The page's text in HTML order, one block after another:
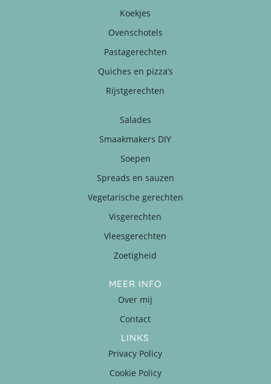
Koekjes
Ovenschotels
Pastagerechten
Quiches en pizza’s
Rijstgerechten
Salades
Smaakmakers DIY
Soepen
Spreads en sauzen
Vegetarische gerechten
Visgerechten
Vleesgerechten
Zoetigheid
MEER INFO
Over mij
Contact
LINKS
Privacy Policy
Cookie Policy